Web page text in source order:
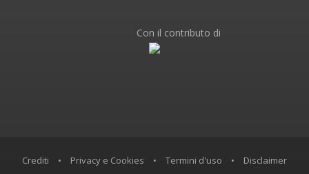
Con il contributo di
Crediti • Privacy e Cookies • Termini d'uso • Disclaimer